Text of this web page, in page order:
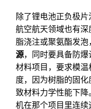
除了锂电池正负极
航空航天领域也有
脂浇注或聚氨酯发泡，
源，同时要具备防
材料项目，要求模
度，因为树脂的固
致材料力学性能下
机在那个项目里连